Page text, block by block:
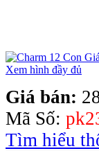
Xem hình đầy đủ
Giá bán:
Mã Số:
Tìm hiểu